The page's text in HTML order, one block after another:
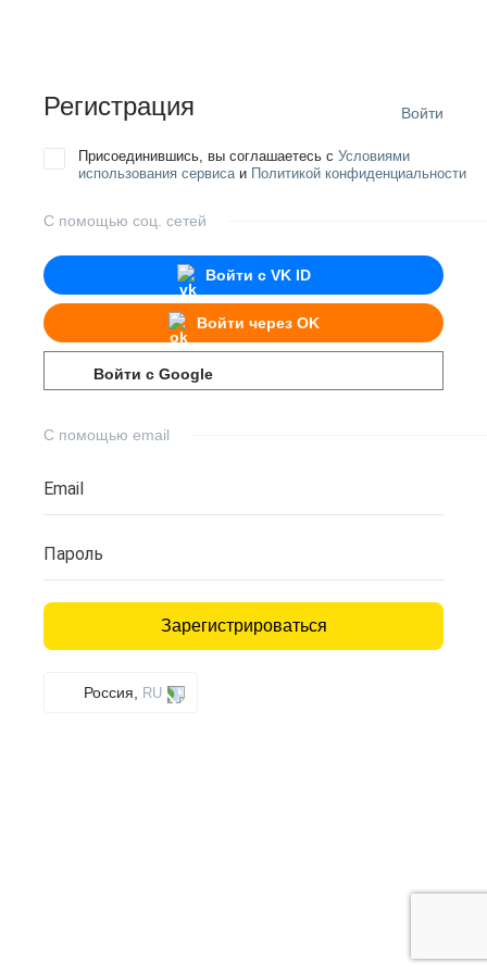
Регистрация Войти
Присоединившись, вы соглашаетесь с Условиями
использования сервисаи Политикой конфиденциальности
С помощью соц. сетей
Войти с VK ID
Войти через OK
Войти с Google
С помощью email
Email
Пароль
Зарегистрироваться
Россия, RU